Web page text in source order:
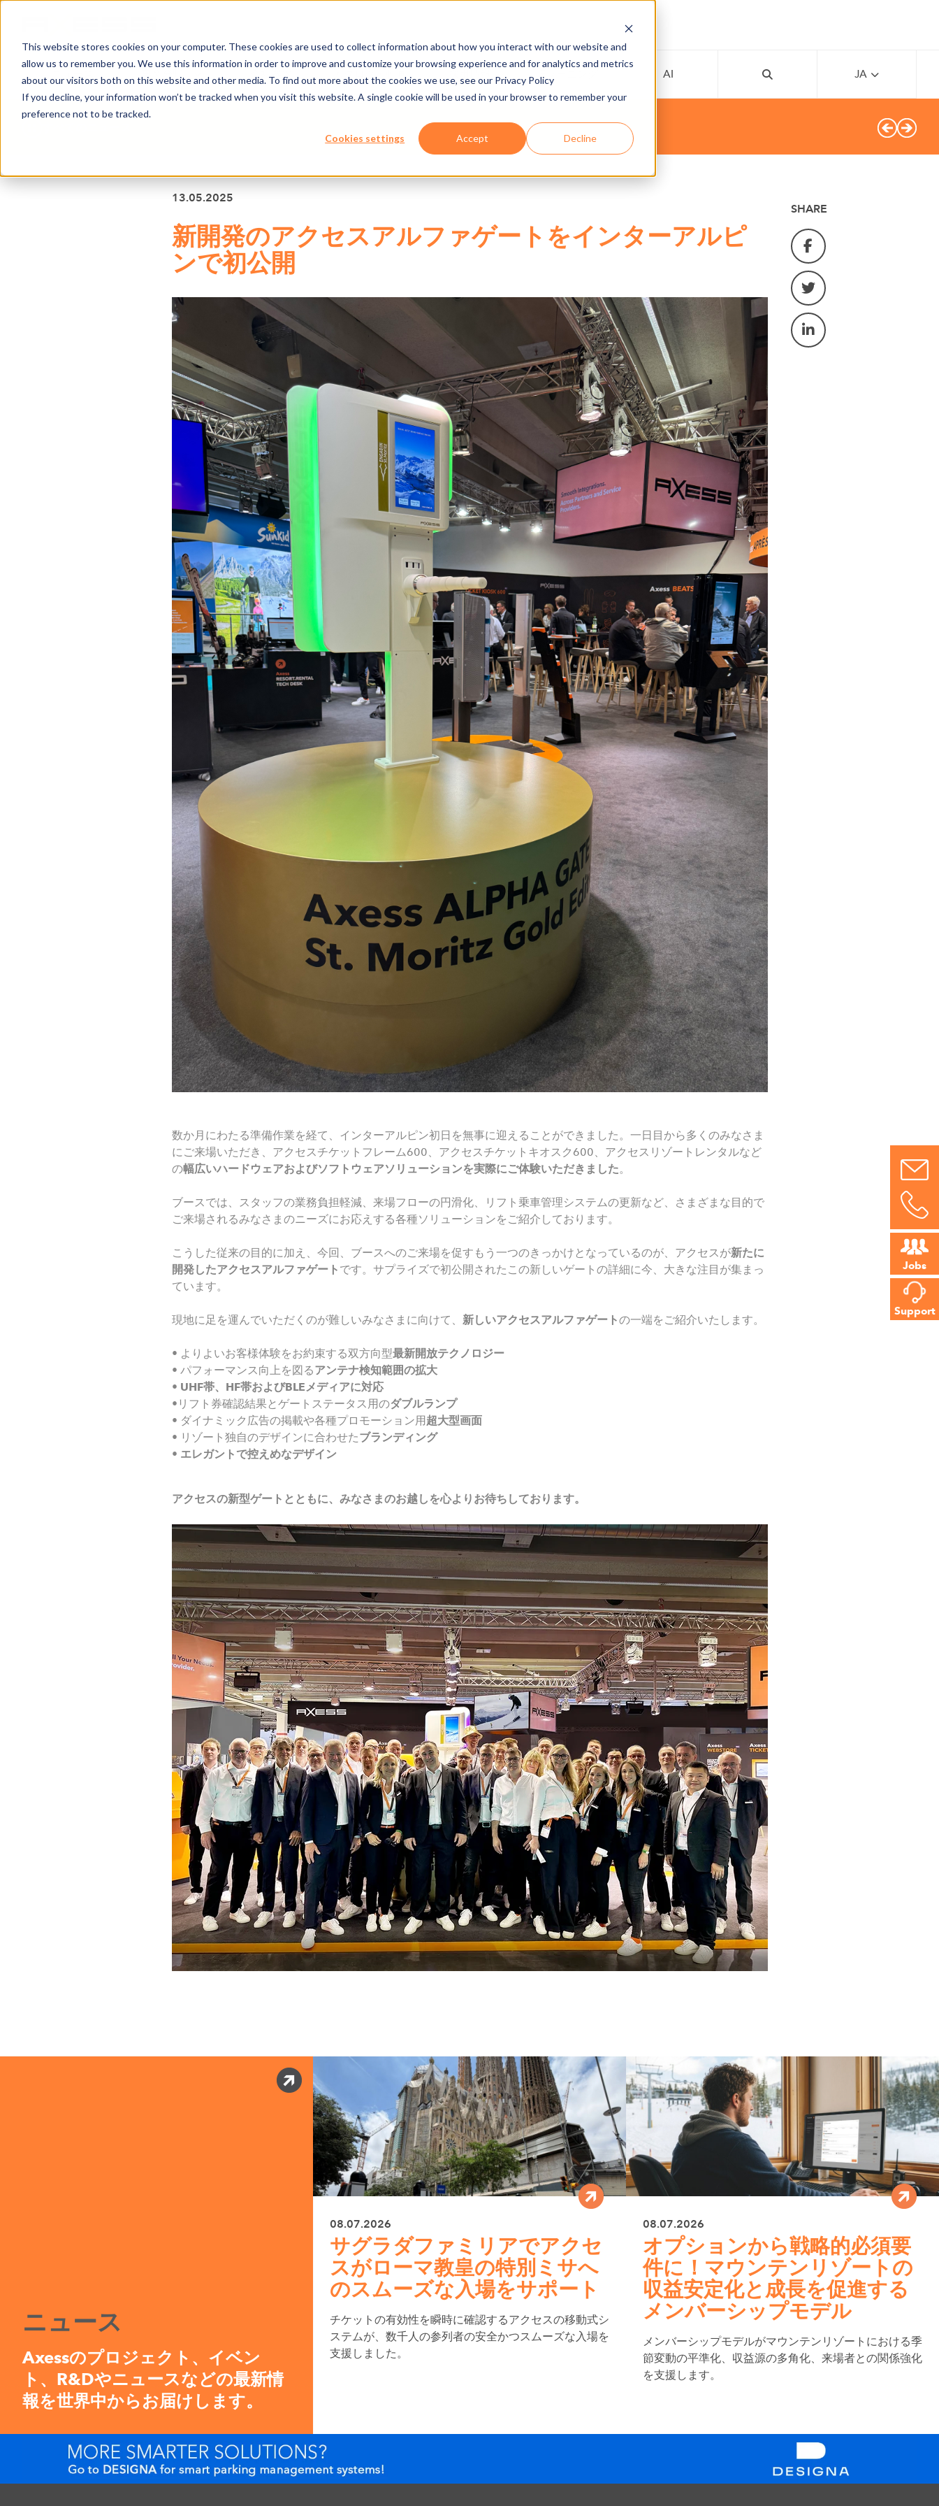
This website stores cookies on your computer. These cookies are used to collect information about how you interact with our website and
allow us to remember you. We use this information in order to improve and customize your browsing experience and for analytics and metrics
about our visitors both on this website and other media. To find out more about the cookies we use, see our Privacy Policy
If you decline, your information won’t be tracked when you visit this website. A single cookie will be used in your browser to remember your
preference not to be tracked.
Cookies settings Accept Decline
ニュース 事業分野 会社案内 カタログ・動画 Eラーニング AI JA
Jobs
Support
SHARE
13.05.2025
新開発のアクセスアルファゲートをインターアルピ
ンで初公開
数か月にわたる準備作業を経て、インターアルピン初日を無事に迎えることができました。一日目から多くのみなさま
にご来場いただき、アクセスチケットフレーム600、アクセスチケットキオスク600、アクセスリゾートレンタルなど
の幅広いハードウェアおよびソフトウェアソリューションを実際にご体験いただきました。
ブースでは、スタッフの業務負担軽減、来場フローの円滑化、リフト乗車管理システムの更新など、さまざまな目的で
ご来場されるみなさまのニーズにお応えする各種ソリューションをご紹介しております。
こうした従来の目的に加え、今回、ブースへのご来場を促すもう一つのきっかけとなっているのが、アクセスが新たに
開発したアクセスアルファゲート です。サプライズで初公開されたこの新しいゲートの詳細に今、大きな注目が集まっ
ています。
現地に足を運んでいただくのが難しいみなさまに向けて、 新しいアクセスアルファゲートの一端をご紹介いたします。
• よりよいお客様体験をお約束する双方向型最新開放テクノロジー
• パフォーマンス向上を図るアンテナ検知範囲の拡大
• UHF帯、 HF帯およびBLEメディアに対応
•リフト券確認結果とゲートステータス用のダブルランプ
• ダイナミック広告の掲載や各種プロモーション用 超大型画面
• リゾート独自のデザインに合わせたブランディング
• エレガントで控えめなデザイン
アクセスの新型ゲートとともに、みなさまのお越しを心よりお待ちしております。
ニュース
Axessのプロジェクト、イベン
ト、R&Dやニュースなどの最新情
報を世界中からお届けします。
08.07.2026
サグラダファミリアでアクセ
スがローマ教皇の特別ミサへ
のスムーズな入場をサポート
チケットの有効性を瞬時に確認するアクセスの移動式シ
ステムが、数千人の参列者の安全かつスムーズな入場を
支援しました。
08.07.2026
オプションから戦略的必須要
件に！マウンテンリゾートの
収益安定化と成長を促進する
メンバーシップモデル
メンバーシップモデルがマウンテンリゾートにおける季
節変動の平準化、収益源の多角化、来場者との関係強化
を支援します。